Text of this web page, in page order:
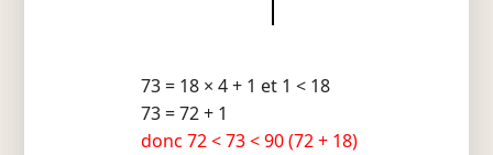
73 = 18 × 4 + 1 et 1 < 18
73 = 72 + 1
donc 72 < 73 < 90 (72 + 18)